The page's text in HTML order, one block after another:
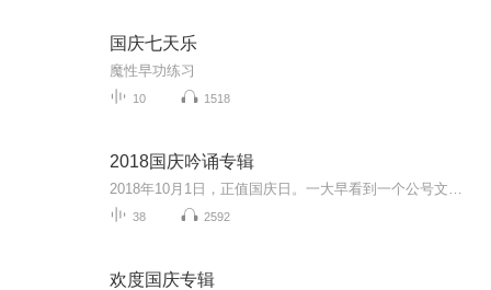
国庆七天乐
魔性早功练习
10 1518
2018国庆吟诵专辑
38 2592
欢度国庆专辑